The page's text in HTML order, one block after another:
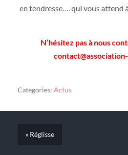
en tendresse…. qui vous attend
N’hésitez pas à nous
Categories: Actus
« Réglisse